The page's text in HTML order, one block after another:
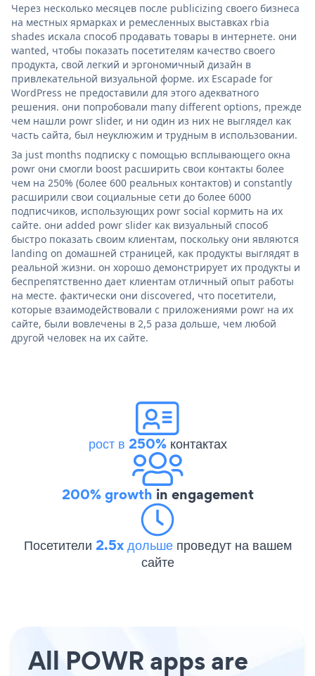
Через несколько месяцев после publicizing своего бизнеса
на местных ярмарках и ремесленных выставках rbia
shades искала способ продавать товары в интернете. они
wanted, чтобы показать посетителям качество своего
продукта, свой легкий и эргономичный дизайн в
привлекательной визуальной форме. их Escapade for
WordPress не предоставили для этого адекватного
решения. они попробовали many different options, прежде
чем нашли powr slider, и ни один из них не выглядел как
часть сайта, был неуклюжим и трудным в использовании.
За just months подписку с помощью всплывающего окна
powr они смогли boost расширить свои контакты более
чем на 250% (более 600 реальных контактов) и constantly
расширили свои социальные сети до более 6000
подписчиков, использующих powr social кормить на их
сайте. они added powr slider как визуальный способ
быстро показать своим клиентам, поскольку они являются
landing on домашней страницей, как продукты выглядят в
реальной жизни. он хорошо демонстрирует их продукты и
беспрепятственно дает клиентам отличный опыт работы
на месте. фактически они discovered, что посетители,
которые взаимодействовали с приложениями powr на их
сайте, были вовлечены в 2,5 раза дольше, чем любой
другой человек на их сайте.
рост в 250%контактах
200% growth in engagement
Посетители 2.5x дольше проведут на вашем
сайте
All POWR apps are